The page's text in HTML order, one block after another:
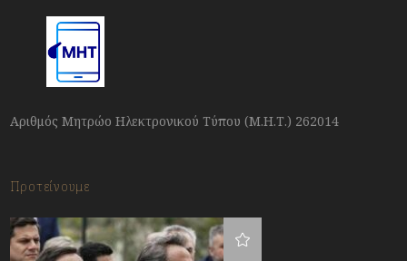
Αριθμός Μητρώο Ηλεκτρονικού Τύπου (Μ.Η.Τ.) 262014
Προτείνουμε